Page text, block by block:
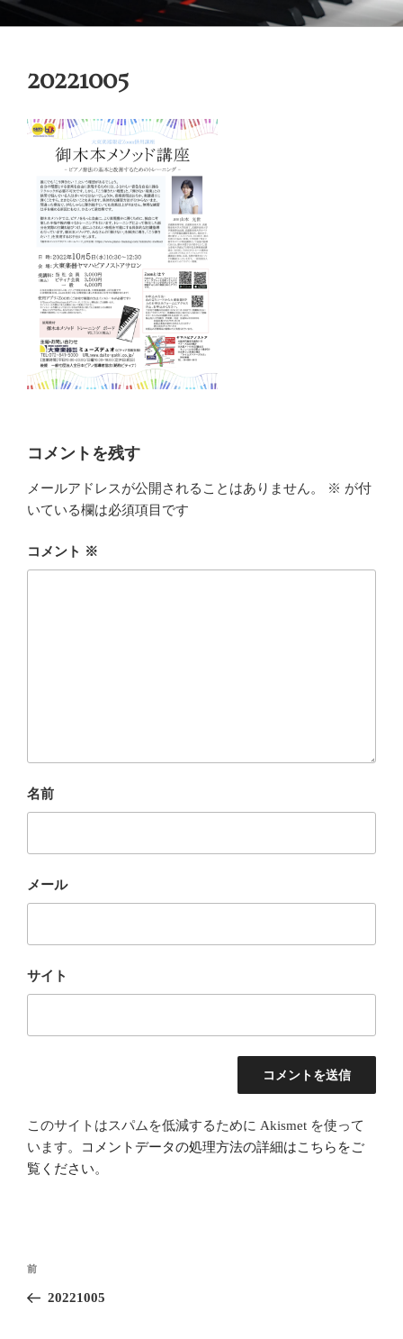
ン
御木本メソッド
脳や筋肉をトレーニングしながら奏法を学び、美しい音と自然で優れた
20221005
コメントを残す
メールアドレスが公開されることはありません。 ※ が付
いている欄は必須項目です
コメント ※
名前
メール
サイト
このサイトはスパムを低減するために Akismet を使って
います。
コメントデータの処理方法の詳細はこちらをご
覧ください。
投
ナ
前
の
前
20221005